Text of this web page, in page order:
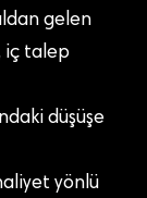
gelen
iç talep
düşüşe
yönlü